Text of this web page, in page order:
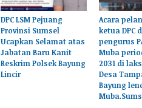
DPC LSM Pejuang
Provinsi Sumsel
Ucapkan Selamat atas
Jabatan Baru Kanit
Reskrim Polsek Bayung
Lincir
Acara
ketua DPC
pengurus
Muba
2031 di
Desa
Bayung